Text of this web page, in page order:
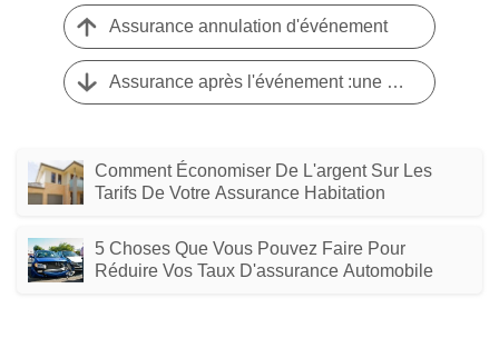
Assurance annulation d'événement
Assurance après l'événement :une police d'assurance protection juridique
Comment Économiser De L'argent Sur Les
Tarifs De Votre Assurance Habitation
5 Choses Que Vous Pouvez Faire Pour
Réduire Vos Taux D'assurance Automobile